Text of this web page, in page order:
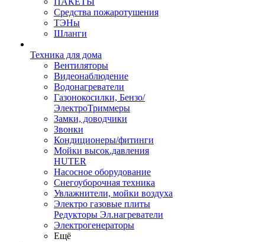
Средства пожаротушения
ТЭНы
Шланги
Техника для дома
Вентиляторы
Видеонаблюдение
Водонагреватели
Газонокосилки, Бензо/
ЭлектроТриммеры
Замки, доводчики
Звонки
Кондиционеры/фитинги
Мойки высок.давления
HUTER
Насосное оборудование
Снегоуборочная техника
Увлажнители, мойки воздуха
Электро газовые плиты
Редукторы Эл.нагреватели
Электрогенераторы
Ещё